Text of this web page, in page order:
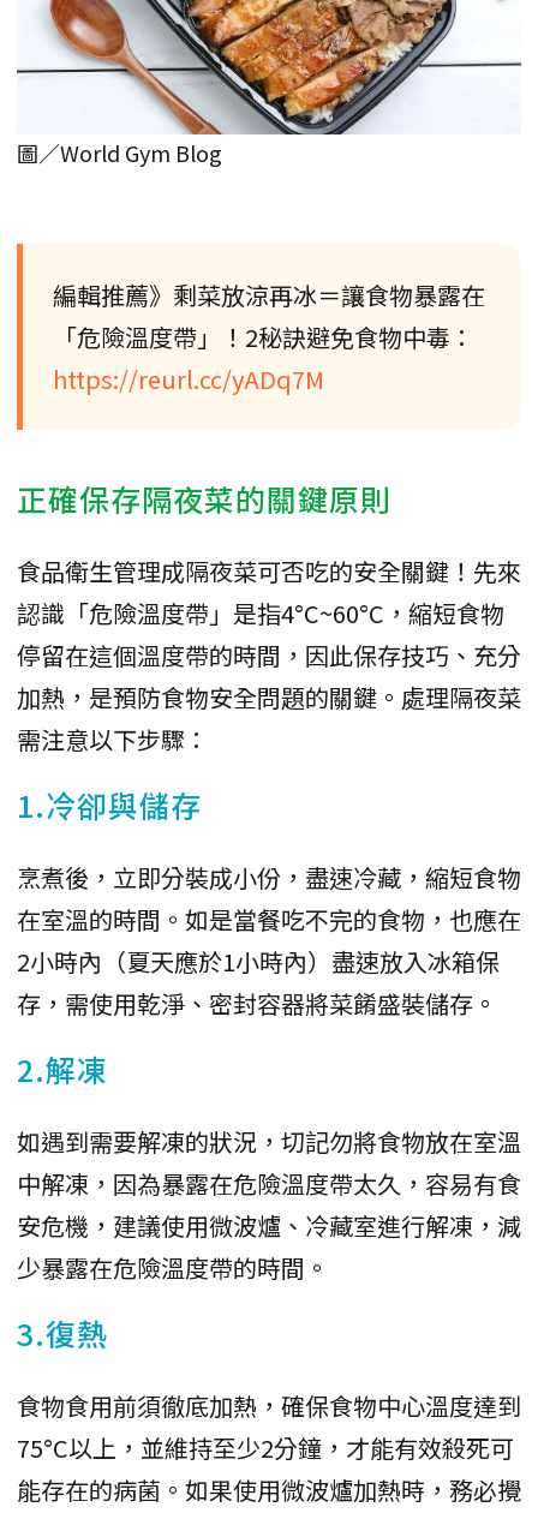
圖／World Gym Blog
編輯推薦》剩菜放涼再冰＝讓食物暴露在
「危險溫度帶」！2秘訣避免食物中毒：
https://reurl.cc/yADq7M
正確保存隔夜菜的關鍵原則
食品衛生管理成隔夜菜可否吃的安全關鍵！先來
認識「危險溫度帶」是指4°C~60°C，縮短食物
停留在這個溫度帶的時間，因此保存技巧、充分
加熱，是預防食物安全問題的關鍵。處理隔夜菜
需注意以下步驟：
1.冷卻與儲存
烹煮後，立即分裝成小份，盡速冷藏，縮短食物
在室溫的時間。如是當餐吃不完的食物，也應在
2小時內（夏天應於1小時內）盡速放入冰箱保
存，需使用乾淨、密封容器將菜餚盛裝儲存。
2.解凍
如遇到需要解凍的狀況，切記勿將食物放在室溫
中解凍，因為暴露在危險溫度帶太久，容易有食
安危機，建議使用微波爐、冷藏室進行解凍，減
少暴露在危險溫度帶的時間。
3.復熱
食物食用前須徹底加熱，確保食物中心溫度達到
75°C以上，並維持至少2分鐘，才能有效殺死可
能存在的病菌。如果使用微波爐加熱時，務必攪